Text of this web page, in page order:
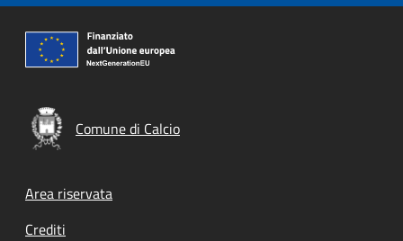
Comune di Calcio
Footer menu
Area riservata
Crediti